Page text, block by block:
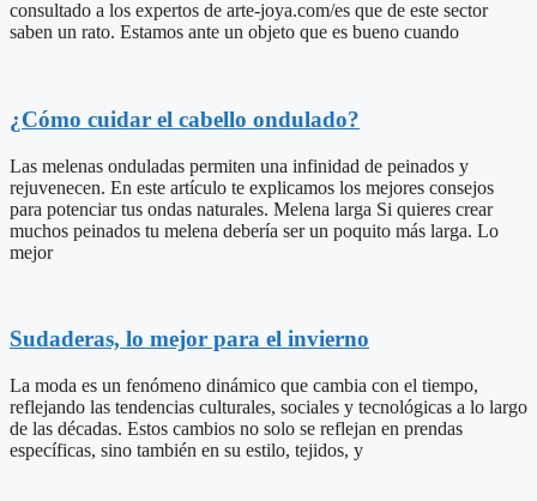
consultado a los expertos de arte-joya.com/es que de este sector
saben un rato. Estamos ante un objeto que es bueno cuando
¿Cómo cuidar el cabello ondulado?
Las melenas onduladas permiten una infinidad de peinados y
rejuvenecen. En este artículo te explicamos los mejores consejos
para potenciar tus ondas naturales. Melena larga Si quieres crear
muchos peinados tu melena debería ser un poquito más larga. Lo
mejor
Sudaderas, lo mejor para el invierno
La moda es un fenómeno dinámico que cambia con el tiempo,
reflejando las tendencias culturales, sociales y tecnológicas a lo largo
de las décadas. Estos cambios no solo se reflejan en prendas
específicas, sino también en su estilo, tejidos, y